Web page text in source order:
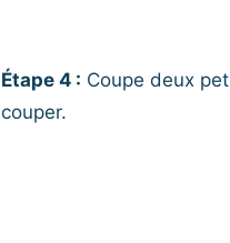
Étape 4 : Coupe deux
couper.